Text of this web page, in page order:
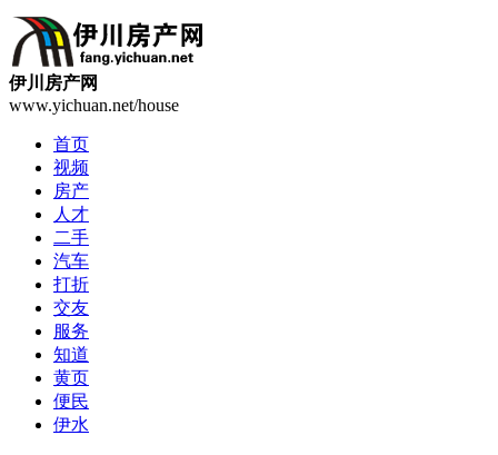
伊川房产网
www.yichuan.net/house
首页
视频
房产
人才
二手
汽车
打折
交友
服务
知道
黄页
便民
伊水